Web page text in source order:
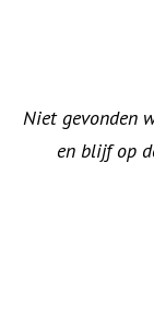
Niet gevonden
en blijf op